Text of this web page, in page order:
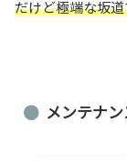
だけど極端な坂
メンテナ